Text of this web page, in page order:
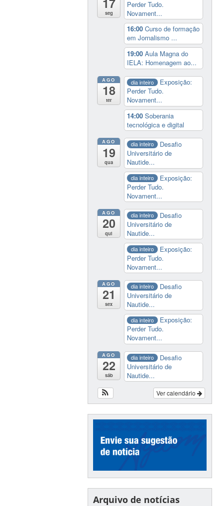
17
seg
Perder Tudo.
Novament...
16:00Curso de formação
em Jornalismo ...
19:00Aula Magna do
IELA: Homenagem ao...
AGO
18
ter
dia inteiro
Exposição:
Perder Tudo.
Novament...
14:00Soberania
tecnológica e digital
AGO
19
qua
dia inteiro
Desafio
Universitário de
Nautide...
dia inteiro
Exposição:
Perder Tudo.
Novament...
AGO
20
qui
dia inteiro
Desafio
Universitário de
Nautide...
dia inteiro
Exposição:
Perder Tudo.
Novament...
AGO
21
sex
dia inteiro
Desafio
Universitário de
Nautide...
dia inteiro
Exposição:
Perder Tudo.
Novament...
AGO
22
sáb
dia inteiro
Desafio
Universitário de
Nautide...
Ver calendário
Arquivo de notícias